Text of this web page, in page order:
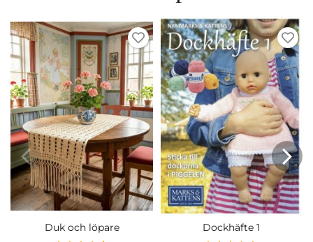
Duk och löpare Dockhäfte 1